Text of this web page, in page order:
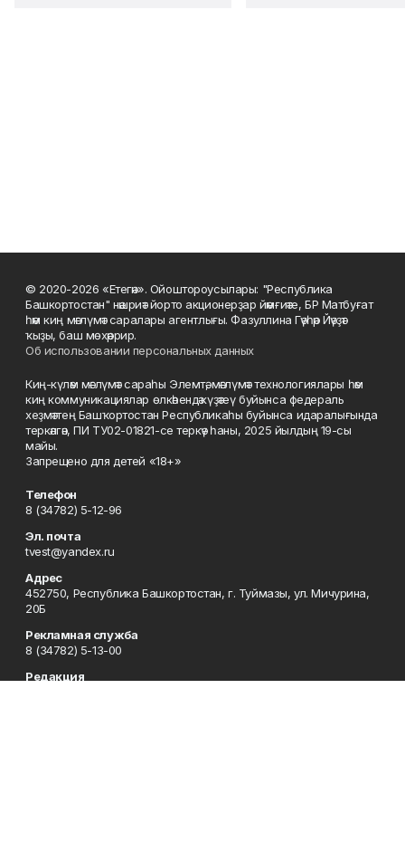
© 2020-2026 «Етегән». Ойоштороусылары: "Республика
Башкортостан" нәшриәт йорто акционерҙар йәмғиәте, БР Матбуғат
һәм киң мәғлүмәт саралары агентлығы. Фазуллина Гәүһәр Йәүҙәт
ҡыҙы, баш мөхәррир.
Об использовании персональных данных
Киң-күләм мәғлүмәт сараһы Элемтә, мәғлүмәт технологиялары һәм
киң коммуникациялар өлкәһендә күҙәтеү буйынса федераль
хеҙмәттең Башҡортостан Республикаһы буйынса идаралығында
теркәлгән, ПИ ТУ02-01821-се теркәү һаны, 2025 йылдың 19-сы
майы.
Запрещено для детей «18+»
Телефон
8 (34782) 5-12-96
Эл. почта
tvest@yandex.ru
Адрес
452750, Республика Башкортостан, г. Туймазы, ул. Мичурина,
20Б
Рекламная служба
8 (34782) 5-13-00
Редакция